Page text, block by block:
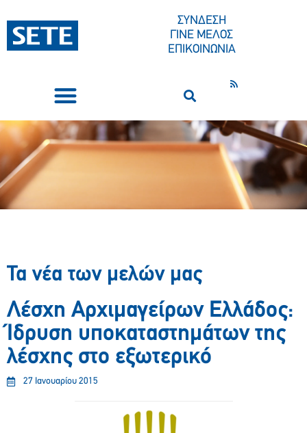
ΣΥΝΔΕΣΗ
ΓΙΝΕ ΜΕΛΟΣ
ΕΠΙΚΟΙΝΩΝΙΑ
Τα νέα των μελών μας
Λέσχη Αρχιμαγείρων Ελλάδος:
Ίδρυση υποκαταστημάτων της
λέσχης στο εξωτερικό
27 Ιανουαρίου 2015